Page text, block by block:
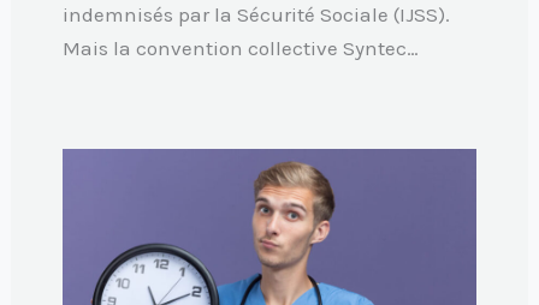
indemnisés par la Sécurité Sociale (IJSS).
Mais la convention collective Syntec…